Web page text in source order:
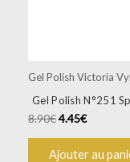
Gel Polish Victoria
Gel Polish N°251
8.90€4.45€
Ajouter au